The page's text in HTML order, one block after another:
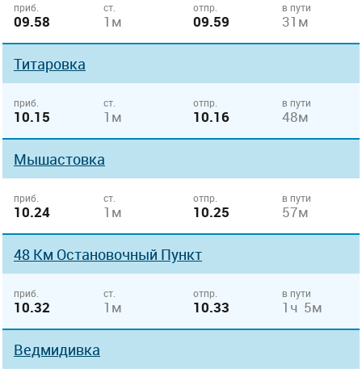
приб.
09.58
ст.
1м
отпр.
09.59
в пути
31м
Титаровка
приб.
10.15
ст.
1м
отпр.
10.16
в пути
48м
Мышастовка
приб.
10.24
ст.
1м
отпр.
10.25
в пути
57м
48 Км Остановочный Пункт
приб.
10.32
ст.
1м
отпр.
10.33
в пути
1ч 5м
Ведмидивка